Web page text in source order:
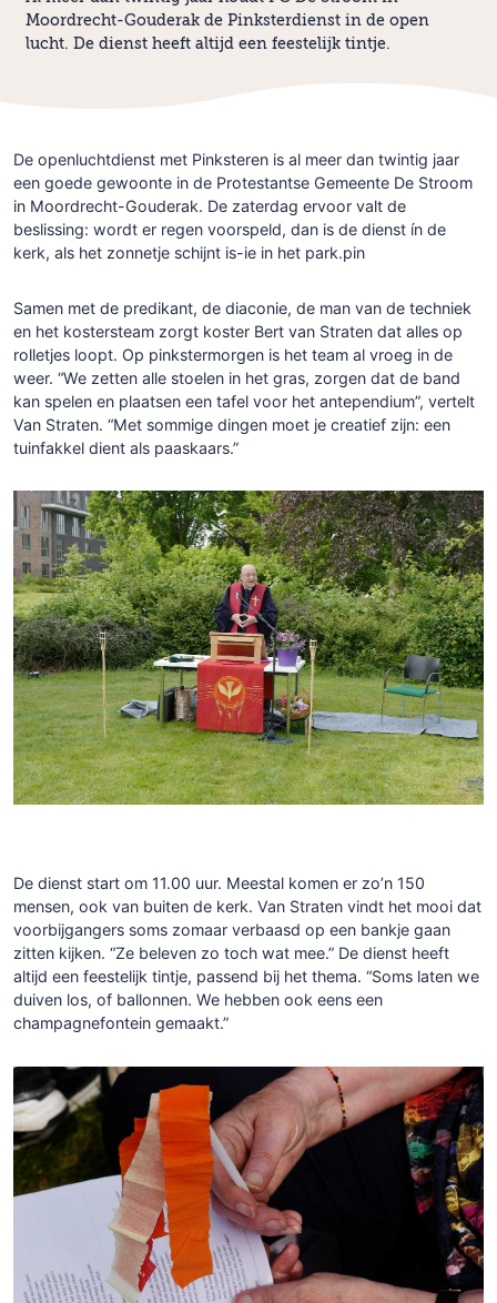
Moordrecht-Gouderak de Pinksterdienst in de open
lucht. De dienst heeft altijd een feestelijk tintje.
De openluchtdienst met Pinksteren is al meer dan twintig jaar
een goede gewoonte in de Protestantse Gemeente De Stroom
in Moordrecht-Gouderak. De zaterdag ervoor valt de
beslissing: wordt er regen voorspeld, dan is de dienst ín de
kerk, als het zonnetje schijnt is-ie in het park.pin
Samen met de predikant, de diaconie, de man van de techniek
en het kostersteam zorgt koster Bert van Straten dat alles op
rolletjes loopt. Op pinkstermorgen is het team al vroeg in de
weer. “We zetten alle stoelen in het gras, zorgen dat de band
kan spelen en plaatsen een tafel voor het antependium”, vertelt
Van Straten. “Met sommige dingen moet je creatief zijn: een
tuinfakkel dient als paaskaars.”
De dienst start om 11.00 uur. Meestal komen er zo’n 150
mensen, ook van buiten de kerk. Van Straten vindt het mooi dat
voorbijgangers soms zomaar verbaasd op een bankje gaan
zitten kijken. “Ze beleven zo toch wat mee.” De dienst heeft
altijd een feestelijk tintje, passend bij het thema. “Soms laten we
duiven los, of ballonnen. We hebben ook eens een
champagnefontein gemaakt.”